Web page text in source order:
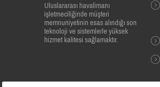
Uluslararası havalimanı
işletmeciliğinde müşteri
memnuniyetinin esas alındığı son
teknoloji ve sistemlerle yüksek
hizmet kalitesi sağlamaktır.